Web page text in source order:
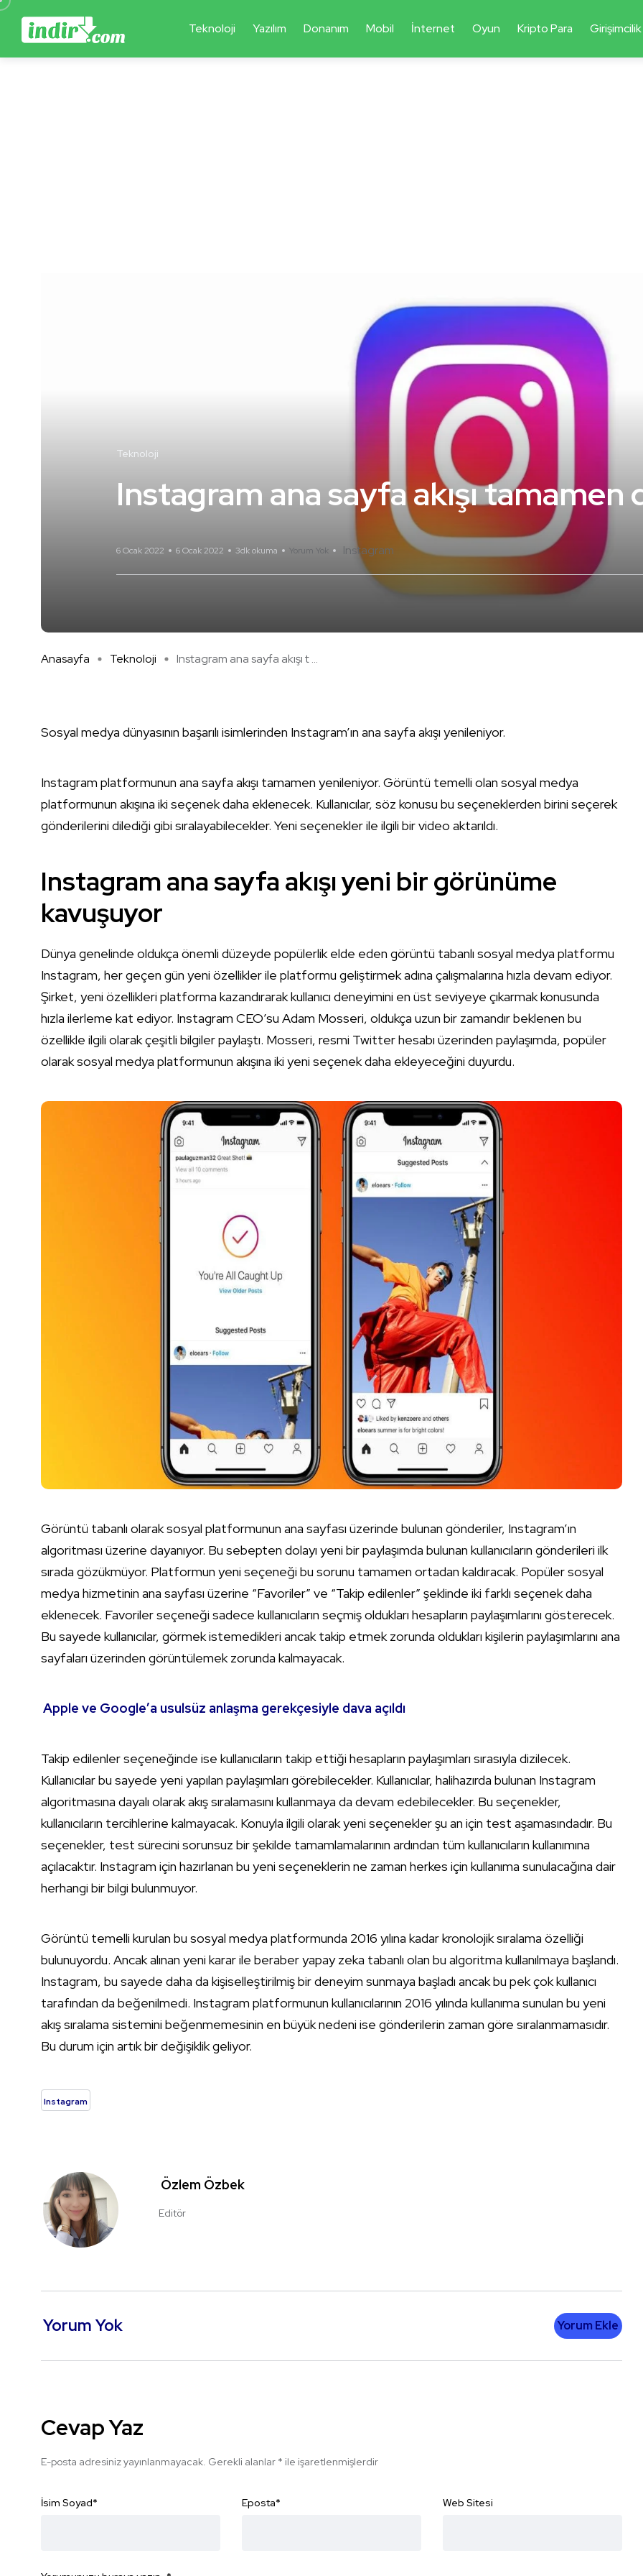
Teknoloji Yazılım Donanım Mobil İnternet Oyun Kripto Para Girişimcilik
Teknoloji
Instagram ana sayfa akışı tamamen
6 Ocak 2022 6 Ocak 2022 3dk okuma Yorum Yok Instagram
Anasayfa Teknoloji Instagram ana sayfa akışı t ...
Sosyal medya dünyasının başarılı isimlerinden Instagram’ın ana sayfa akışı yenileniyor.
Instagram platformunun ana sayfa akışı tamamen yenileniyor. Görüntü temelli olan sosyal medya
platformunun akışına iki seçenek daha eklenecek. Kullanıcılar, söz konusu bu seçeneklerden birini seçerek
gönderilerini dilediği gibi sıralayabilecekler. Yeni seçenekler ile ilgili bir video aktarıldı.
Instagram ana sayfa akışı yeni bir görünüme
kavuşuyor
Dünya genelinde oldukça önemli düzeyde popülerlik elde eden görüntü tabanlı sosyal medya platformu
Instagram, her geçen gün yeni özellikler ile platformu geliştirmek adına çalışmalarına hızla devam ediyor.
Şirket, yeni özellikleri platforma kazandırarak kullanıcı deneyimini en üst seviyeye çıkarmak konusunda
hızla ilerleme kat ediyor. Instagram CEO’su Adam Mosseri, oldukça uzun bir zamandır beklenen bu
özellikle ilgili olarak çeşitli bilgiler paylaştı. Mosseri, resmi Twitter hesabı üzerinden paylaşımda, popüler
olarak sosyal medya platformunun akışına iki yeni seçenek daha ekleyeceğini duyurdu.
Görüntü tabanlı olarak sosyal platformunun ana sayfası üzerinde bulunan gönderiler, Instagram’ın
algoritması üzerine dayanıyor. Bu sebepten dolayı yeni bir paylaşımda bulunan kullanıcıların gönderileri ilk
sırada gözükmüyor. Platformun yeni seçeneği bu sorunu tamamen ortadan kaldıracak. Popüler sosyal
medya hizmetinin ana sayfası üzerine “Favoriler” ve “Takip edilenler” şeklinde iki farklı seçenek daha
eklenecek. Favoriler seçeneği sadece kullanıcıların seçmiş oldukları hesapların paylaşımlarını gösterecek.
Bu sayede kullanıcılar, görmek istemedikleri ancak takip etmek zorunda oldukları kişilerin paylaşımlarını ana
sayfaları üzerinden görüntülemek zorunda kalmayacak.
Apple ve Google’a usulsüz anlaşma gerekçesiyle dava açıldı
Takip edilenler seçeneğinde ise kullanıcıların takip ettiği hesapların paylaşımları sırasıyla dizilecek.
Kullanıcılar bu sayede yeni yapılan paylaşımları görebilecekler. Kullanıcılar, halihazırda bulunan Instagram
algoritmasına dayalı olarak akış sıralamasını kullanmaya da devam edebilecekler. Bu seçenekler,
kullanıcıların tercihlerine kalmayacak. Konuyla ilgili olarak yeni seçenekler şu an için test aşamasındadır. Bu
seçenekler, test sürecini sorunsuz bir şekilde tamamlamalarının ardından tüm kullanıcıların kullanımına
açılacaktır. Instagram için hazırlanan bu yeni seçeneklerin ne zaman herkes için kullanıma sunulacağına dair
herhangi bir bilgi bulunmuyor.
Görüntü temelli kurulan bu sosyal medya platformunda 2016 yılına kadar kronolojik sıralama özelliği
bulunuyordu. Ancak alınan yeni karar ile beraber yapay zeka tabanlı olan bu algoritma kullanılmaya başlandı.
Instagram, bu sayede daha da kişiselleştirilmiş bir deneyim sunmaya başladı ancak bu pek çok kullanıcı
tarafından da beğenilmedi. Instagram platformunun kullanıcılarının 2016 yılında kullanıma sunulan bu yeni
akış sıralama sistemini beğenmemesinin en büyük nedeni ise gönderilerin zaman göre sıralanmamasıdır.
Bu durum için artık bir değişiklik geliyor.
Instagram
Özlem Özbek
Editör
Yorum Yok Yorum Ekle
Cevap Yaz
E-posta adresiniz yayınlanmayacak. Gerekli alanlar * ile işaretlenmişlerdir
İsim Soyad* Eposta* Web Sitesi